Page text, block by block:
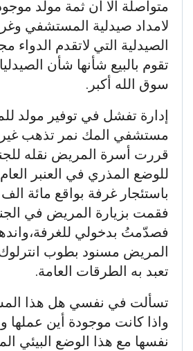
متواصلة الا أن ثمة مولد
لامداد صيدلية المستشفي
الصيدلية التي لاتقدم الدواء
تقوم بالبيع شأنها شأن
سوق الله أكبر.
إدارة تفشل في توفير مولد
مستشفي المك نمر تذهب غير
قررت أسرة المريض نقله
للوضع المذري في العنبر
باستئجار غرفة بواقع مائة
فقمت بزيارة المريض في
فصدّمتُ بدخولي
المريض مسنود بطوب
تعبد به الطرقات العامة.
تسألت في نفسي هل هذا
واذا كانت موجودة أين عملها
نفسها مع هذا الوضع البيئي